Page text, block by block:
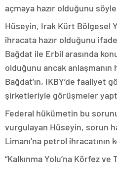
açmaya hazır olduğunu
Hüseyin, Irak Kürt Bölgesel
ihracata hazır olduğunu
Bağdat ile Erbil arasında
olduğunu ancak
Bağdat’ın, IKBY’de faaliyet
şirketleriyle görüşmeler
Federal hükümetin bu
vurgulayan Hüseyin, sorun
Limanı’na petrol ihracatının
“Kalkınma Yolu’na Körfez ve